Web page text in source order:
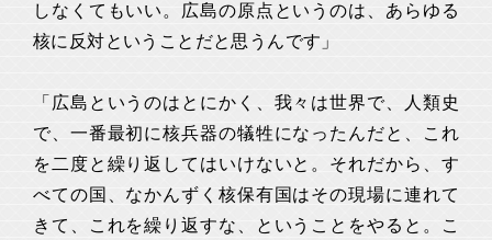
しなくてもいい。広島の原点というのは、あらゆる
核に反対ということだと思うんです」
「広島というのはとにかく、我々は世界で、人類史
で、一番最初に核兵器の犠牲になったんだと、これ
を二度と繰り返してはいけないと。それだから、す
べての国、なかんずく核保有国はその現場に連れて
きて、これを繰り返すな、ということをやると。こ